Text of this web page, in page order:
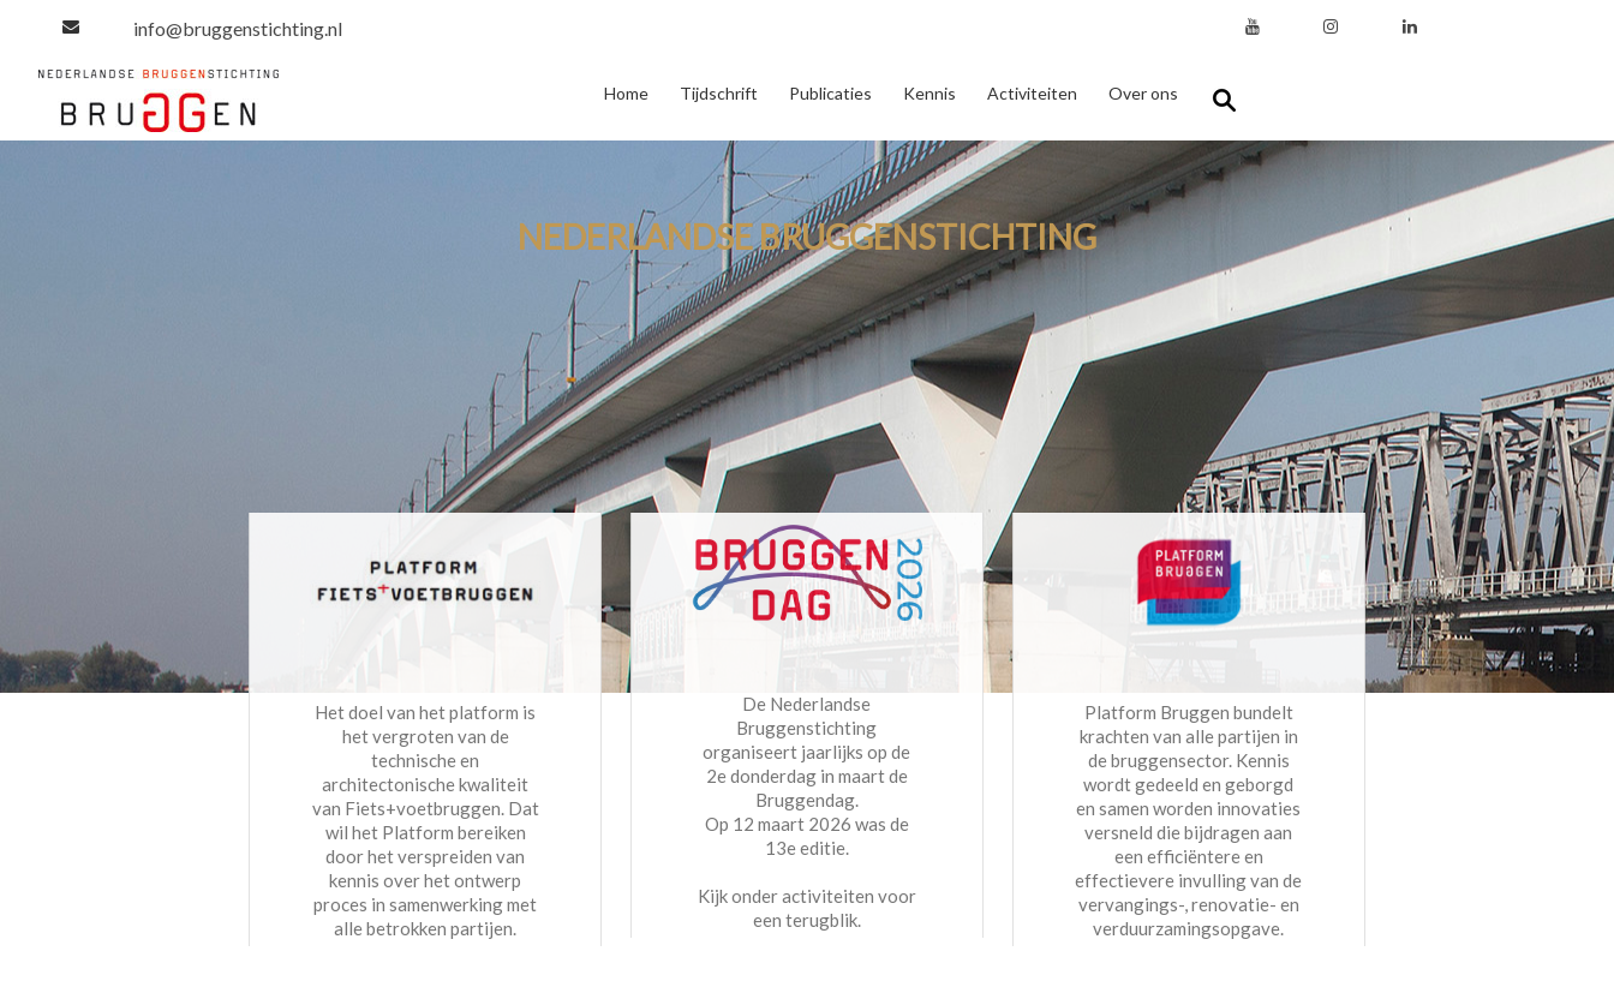
info@bruggenstichting.nl
Home Tijdschrift Publicaties Kennis Activiteiten Over ons
NEDERLANDSE BRUGGENSTICHTING
Het doel van het platform is
het vergroten van de
technische en
architectonische kwaliteit
van Fiets+voetbruggen. Dat
wil het Platform bereiken
door het verspreiden van
kennis over het ontwerp
proces in samenwerking met
alle betrokken partijen.
De Nederlandse
Bruggenstichting
organiseert jaarlijks op de
2e donderdag in maart de
Bruggendag.
Op 12 maart 2026 was de
13e editie.
Kijk onder activiteiten voor
een terugblik.
Platform Bruggen bundelt
krachten van alle partijen in
de bruggensector. Kennis
wordt gedeeld en geborgd
en samen worden innovaties
versneld die bijdragen aan
een efficiëntere en
effectievere invulling van de
vervangings-, renovatie- en
verduurzamingsopgave.